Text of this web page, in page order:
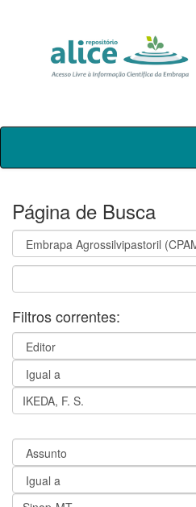
Skip
Página de Busca
Filtros correntes: